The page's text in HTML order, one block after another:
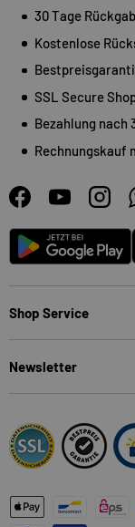
30 Tage
Kostenlose
SSL Secure
Bezahlung nach
Rechnungskauf
FacebookYouTube
Android
Shop Service
Newsletter
Zahlungsmethoden